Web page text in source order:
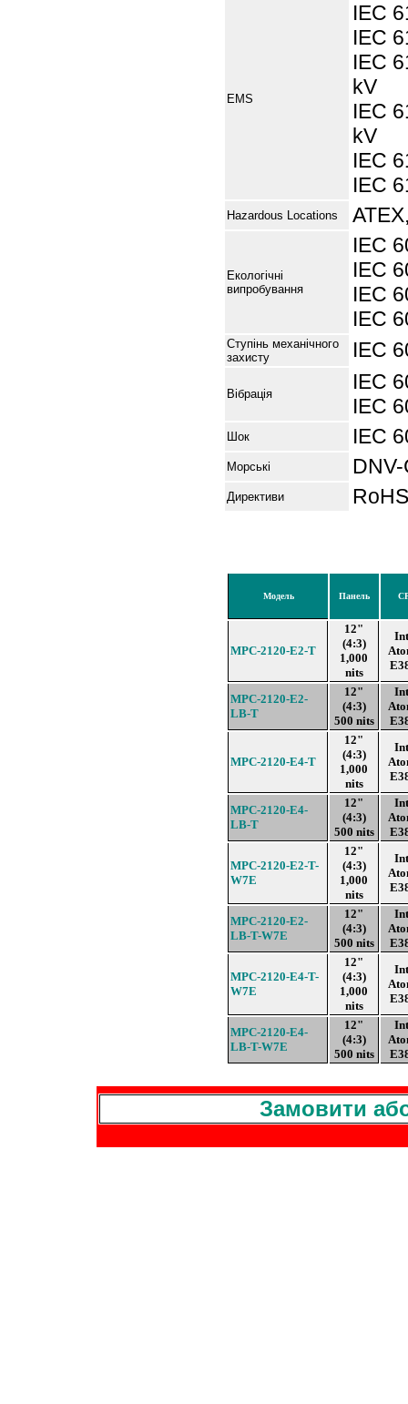
EMS
IEC
IEC
IEC
kV
IEC
kV
IEC
IEC
Hazardous Locations
Екологічні
випробування
IEC
IEC
IEC
IEC
Ступінь механічного
захисту
IEC
Вібрація
IEC
IEC
Шок IEC
Морські
Директиви
Модель Панель
MPC-2120-E2-T
12"
(4:3)
1,000
nits
MPC-2120-E2-
LB-T
12"
(4:3)
500 nits
MPC-2120-E4-T
12"
(4:3)
1,000
nits
MPC-2120-E4-
LB-T
12"
(4:3)
500 nits
MPC-2120-E2-T-
W7E
12"
(4:3)
1,000
nits
MPC-2120-E2-
LB-T-W7E
12"
(4:3)
500 nits
MPC-2120-E4-T-
W7E
12"
(4:3)
1,000
nits
MPC-2120-E4-
LB-T-W7E
12"
(4:3)
500 nits
Замовити